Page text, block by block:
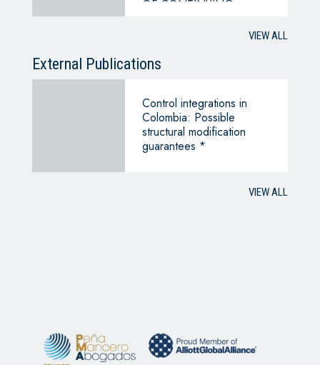
OF CONTINUING
VIEW ALL
External Publications
Control integrations in
Colombia: Possible
structural modification
guarantees *
VIEW ALL